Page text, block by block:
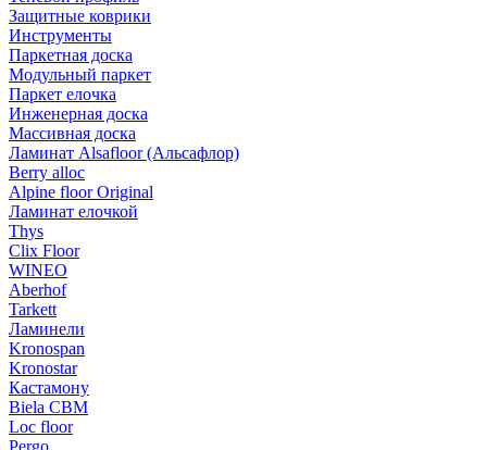
Защитные коврики
Инструменты
Паркетная доска
Модульный паркет
Паркет елочка
Инженерная доска
Массивная доска
Ламинат Alsafloor (Альсафлор)
Berry alloc
Alpine floor Original
Ламинат елочкой
Thys
Clix Floor
WINEO
Aberhof
Tarkett
Ламинели
Kronospan
Kronostar
Кастамону
Biela CBM
Loc floor
Pergo